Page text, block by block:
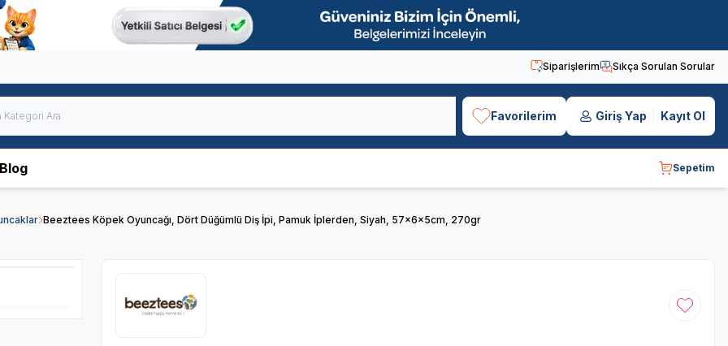
Siparişlerim Sıkça Sorulan Sorular
Favorilerim Giriş Yap Kayıt Ol
Blog Sepetim
Beeztees Köpek Oyuncağı, Dört Düğümlü Diş İpi, Pamuk İplerden, Siyah, 57x6x5cm, 270gr
Favoriye